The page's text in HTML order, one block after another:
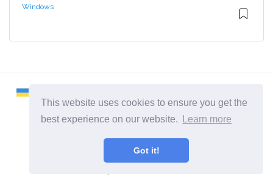
This website uses cookies to ensure you get the
best experience on our website.
Learn more
Got it!
Windows
2026 ©Remontcompa
Kõik kategooriad